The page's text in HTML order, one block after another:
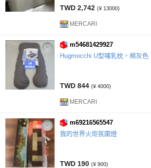
TWD 2,742 (¥ 13000)
MERCARI
m54681429927
Hugmocchi U型哺乳枕，棉灰色
TWD 844 (¥ 4000)
MERCARI
m69216565547
我的世界火炬氛圍燈
TWD 190 (¥ 900)